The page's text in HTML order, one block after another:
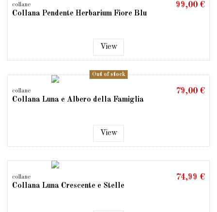
collane
Collana Pendente Herbarium Fiore Blu
99,00 €
View
Out of stock
collane
Collana Luna e Albero della Famiglia
79,00 €
View
collane
Collana Luna Crescente e Stelle
74,99 €